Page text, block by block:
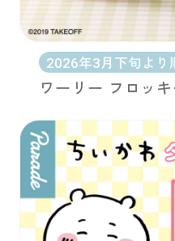
2026年3月下旬より
ワーリー フロッ